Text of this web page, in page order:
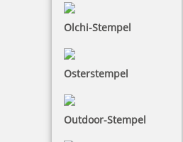
Olchi-Stempel
Osterstempel
Outdoor-Stempel